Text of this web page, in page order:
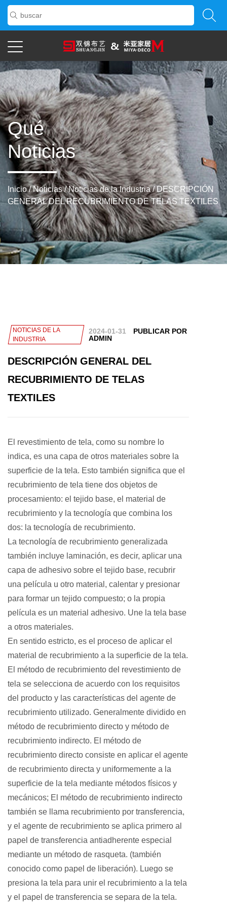
Qué
Noticias
Inicio/Noticias/Noticias de la Industria/DESCRIPCIÓN
GENERAL DEL RECUBRIMIENTO DE TELAS TEXTILES
NOTICIAS DE LA
INDUSTRIA
2024-01-31
PUBLICAR POR
ADMIN
DESCRIPCIÓN GENERAL DEL
RECUBRIMIENTO DE TELAS
TEXTILES
El revestimiento de tela, como su nombre lo
indica, es una capa de otros materiales sobre la
superficie de la tela. Esto también significa que el
recubrimiento de tela tiene dos objetos de
procesamiento: el tejido base, el material de
recubrimiento y la tecnología que combina los
dos: la tecnología de recubrimiento.
La tecnología de recubrimiento generalizada
también incluye laminación, es decir, aplicar una
capa de adhesivo sobre el tejido base, recubrir
una película u otro material, calentar y presionar
para formar un tejido compuesto; o la propia
película es un material adhesivo. Une la tela base
a otros materiales.
En sentido estricto, es el proceso de aplicar el
material de recubrimiento a la superficie de la tela.
El método de recubrimiento del revestimiento de
tela se selecciona de acuerdo con los requisitos
del producto y las características del agente de
recubrimiento utilizado. Generalmente dividido en
método de recubrimiento directo y método de
recubrimiento indirecto. El método de
recubrimiento directo consiste en aplicar el agente
de recubrimiento directa y uniformemente a la
superficie de la tela mediante métodos físicos y
mecánicos; El método de recubrimiento indirecto
también se llama recubrimiento por transferencia,
y el agente de recubrimiento se aplica primero al
papel de transferencia antiadherente especial
mediante un método de rasqueta. (también
conocido como papel de liberación). Luego se
presiona la tela para unir el recubrimiento a la tela
y el papel de transferencia se separa de la tela.